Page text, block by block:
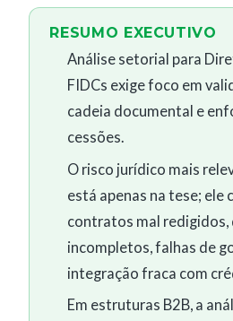
RESUMO EXECUTIVO
Análise setorial para
FIDCs exige foco em
cadeia documental e
cessões.
O risco jurídico mais
está apenas na tese; ele
contratos mal
incompletos, falhas de
integração fraca com
Em estruturas B2B, a